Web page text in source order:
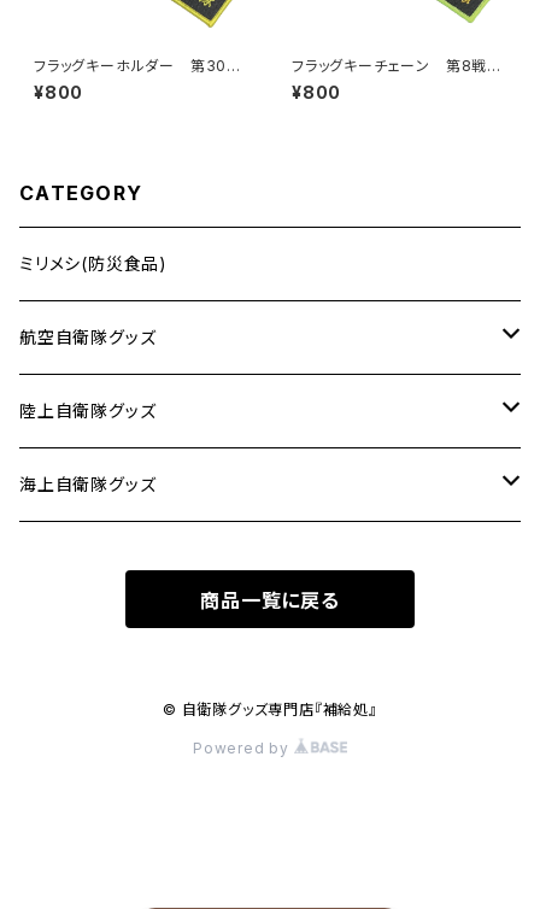
フラッグキーホルダー 第306
戦術戦闘飛行隊
¥800
フラッグキーチェーン 第8戦術
戦闘飛行隊
¥800
CATEGORY
ミリメシ(防災食品)
航空自衛隊グッズ
タオル
ピンバッジ
陸上自衛隊グッズ
ミリメシ
海上自衛隊グッズ
商品一覧に戻る
© 自衛隊グッズ専門店『補給処』
Powered by